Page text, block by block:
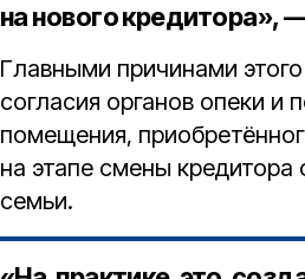
на нового кредитора»,
Главными причинами
согласия органов опеки и
помещения,
на этапе смены
семьи.